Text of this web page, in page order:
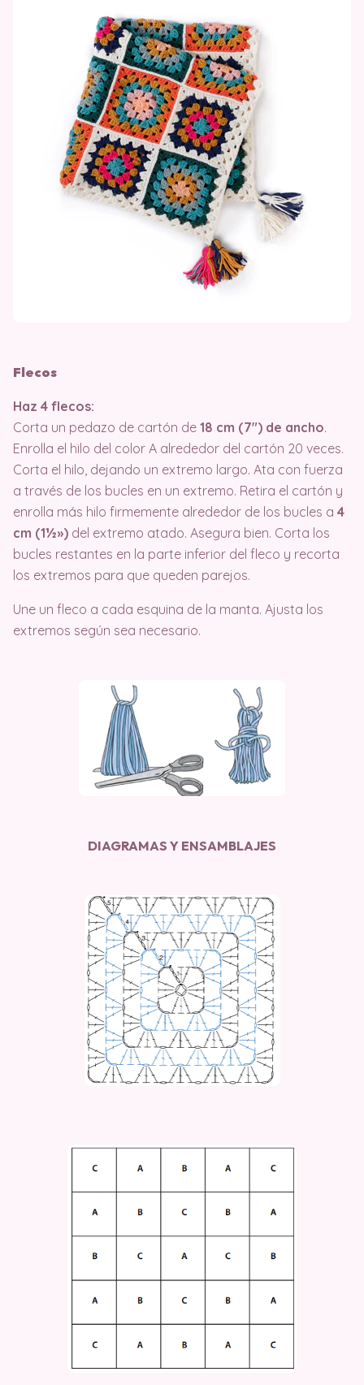
Flecos
Haz 4 flecos:
Corta un pedazo de cartón de 18 cm (7″) de ancho.
Enrolla el hilo del color A alrededor del cartón 20 veces.
Corta el hilo, dejando un extremo largo. Ata con fuerza
a través de los bucles en un extremo. Retira el cartón y
enrolla más hilo firmemente alrededor de los bucles a 4
cm (1½») del extremo atado. Asegura bien. Corta los
bucles restantes en la parte inferior del fleco y recorta
los extremos para que queden parejos.
Une un fleco a cada esquina de la manta. Ajusta los
extremos según sea necesario.
DIAGRAMAS Y ENSAMBLAJES